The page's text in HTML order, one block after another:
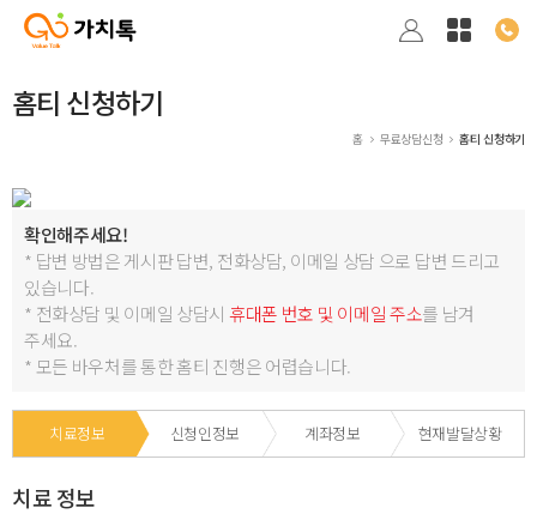
홈티 신청하기
홈 무료상담신청 홈티 신청하기
확인해주세요!
* 답변 방법은 게시판 답변, 전화상담, 이메일 상담 으로 답변 드리고
있습니다.
* 전화상담 및 이메일 상담시 휴대폰 번호 및 이메일 주소를 남겨
주세요.
* 모든 바우처를 통한 홈티 진행은 어렵습니다.
치료정보 신청인정보 계좌정보 현재발달상황
치료 정보